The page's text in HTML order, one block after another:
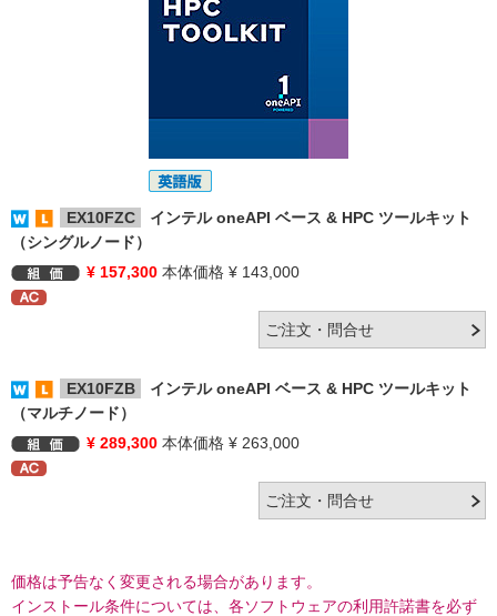
EX10FZC
インテル oneAPI ベース & HPC ツールキット
（シングルノード）
¥ 157,300 本体価格 ¥ 143,000
EX10FZB
インテル oneAPI ベース & HPC ツールキット
（マルチノード）
¥ 289,300 本体価格 ¥ 263,000
価格は予告なく変更される場合があります。
インストール条件については、各ソフトウェアの利用許諾書を必ず